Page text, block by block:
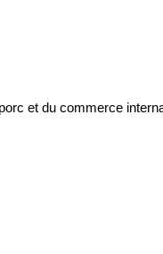
et du commerce